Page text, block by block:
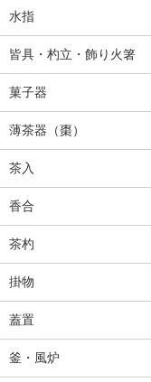
水指
皆具・杓立・飾り火箸
菓子器
薄茶器（棗）
茶入
香合
茶杓
掛物
蓋置
釜・風炉